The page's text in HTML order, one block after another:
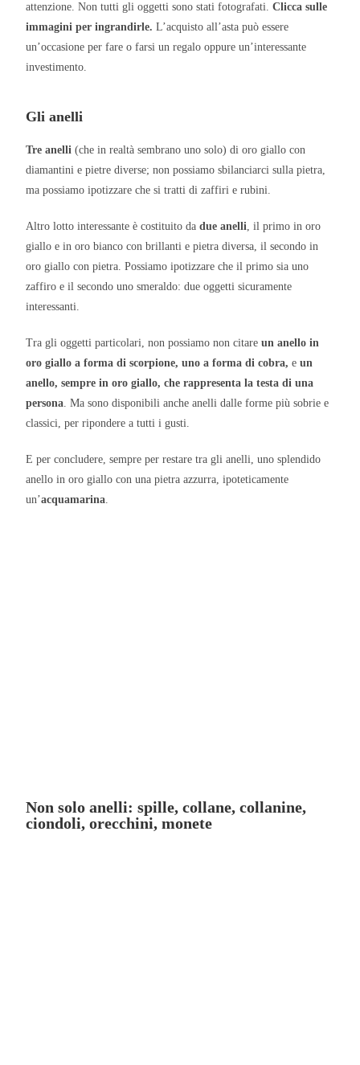
attenzione. Non tutti gli oggetti sono stati fotografati.Clicca sulle
immagini per ingrandirle.L’acquisto all’asta può essere
un’occasione per fare o farsi un regalo oppure un’interessante
investimento.
Gli anelli
Tre anelli (che in realtà sembrano uno solo) di oro giallo con
diamantini e pietre diverse; non possiamo sbilanciarci sulla pietra,
ma possiamo ipotizzare che si tratti di zaffiri e rubini.
Altro lotto interessante è costituito dadue anelli, il primo in oro
giallo e in oro bianco con brillanti e pietra diversa, il secondo in
oro giallo con pietra. Possiamo ipotizzare che il primo sia uno
zaffiro e il secondo uno smeraldo: due oggetti sicuramente
interessanti.
Tra gli oggetti particolari, non possiamo non citareun anello in
oro giallo a forma di scorpione, uno a forma di cobra,eun
anello, sempre in oro giallo, che rappresenta la testa di una
persona. Ma sono disponibili anche anelli dalle forme più sobrie e
classici, per ripondere a tutti i gusti.
E per concludere, sempre per restare tra gli anelli, uno splendido
anello in oro giallo con una pietra azzurra, ipoteticamente
un’acquamarina.
Non solo anelli: spille, collane, collanine,
ciondoli, orecchini, monete